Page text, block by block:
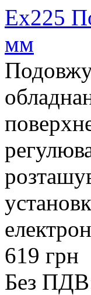
Ex225
мм
619 грн
Без